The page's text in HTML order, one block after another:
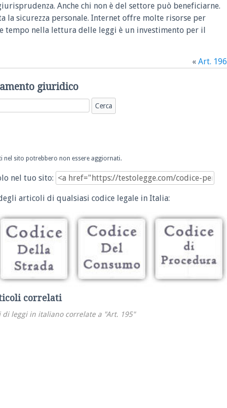
Anche chi non è del settore può beneficiarne.
la sicurezza personale. Internet offre molte risorse per
tempo nella lettura delle leggi è un investimento per il
« Art. 196
giuridico
nel sito potrebbero non essere aggiornati.
nel tuo sito:
articoli di qualsiasi codice legale in Italia:
correlati
di leggi in italiano correlate a "Art. 195"